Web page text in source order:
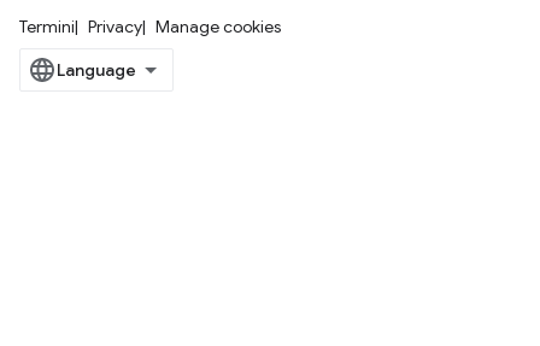
Termini Privacy Manage cookies